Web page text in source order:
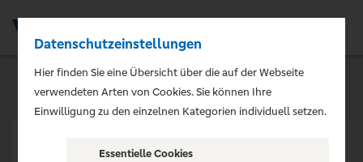
Datenschutzeinstellungen
Hier finden Sie eine Übersicht über die auf der Webseite
verwendeten Arten von Cookies. Sie können Ihre
Einwilligung zu den einzelnen Kategorien individuell setzen.
Essentielle Cookies